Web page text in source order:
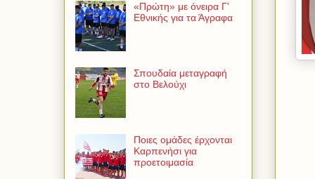
«Πρώτη» με όνειρα Γ'
Εθνικής για τα Άγραφα
Σπουδαία μεταγραφή
στο Βελούχι
Ποιες ομάδες έρχονται
Καρπενήσι για
προετοιμασία